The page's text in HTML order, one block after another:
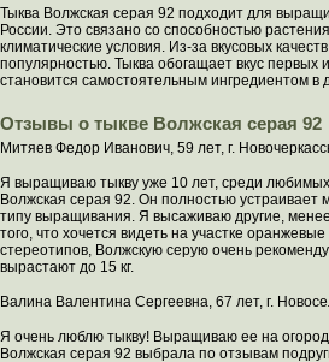
Тыква Волжская серая 92 подходит для
России. Это связано со способностью
климатические условия. Из-за вкусовых
популярностью. Тыква обогащает вкус первых
становится самостоятельным ингредиентом в
Отзывы о тыкве Волжская серая 92
Митяев Федор Иванович, 59 лет, г.
Я выращиваю тыкву уже 10 лет, среди любимых
Волжская серая 92. Он полностью устраивает
типу выращивания. Я высаживаю другие,
того, что хочется видеть на участке
стереотипов, Волжскую серую очень
вырастают до 15 кг.
Валина Валентина Сергеевна, 67 лет, г.
Я очень люблю тыкву! Выращиваю ее на
Волжская серая 92 выбрала по отзывам